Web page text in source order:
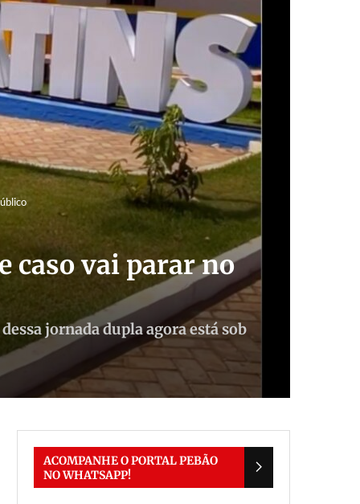
caso vai parar no
jornada dupla agora está sob
ACOMPANHE O PORTAL PEBÃO
NO WHATSAPP!